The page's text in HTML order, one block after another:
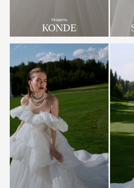
Модель
KONDE